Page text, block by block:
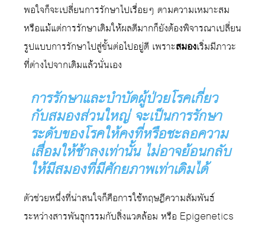
พอใจก็จะเปลี่ยนการรักษาไปเรื่อยๆ ตามความเหมาะสม
หรือแม้แต่การรักษาเดิมให้ผลดีมากก็ยังต้องพิจารณาเปลี่ยน
รูปแบบการรักษาไปสู่ขั้นต่อไปอยู่ดี เพราะสมองเริ่มมีภาวะ
ที่ต่างไปจากเดิมแล้วนั่นเอง
การรักษาและบำบัดผู้ป่วยโรคเกี่ยว
กับสมองส่วนใหญ่ จะเป็นการรักษา
ระดับของโรคให้คงที่หรือชะลอความ
เสื่อมให้ช้าลงเท่านั้น ไม่อาจย้อนกลับ
ให้มีสมองที่มีศักยภาพเท่าเดิมได้
ตัวช่วยหนึ่งที่น่าสนใจก็คือการใช้ทฤษฎีความสัมพันธ์
ระหว่างสารพันธุกรรมกับสิ่งแวดล้อม หรือ Epigenetics